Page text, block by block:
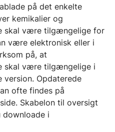
på det enkelte
kemikalier og
skal være tilgængelige for
være elektronisk eller i
på, at
skal være tilgængelige i
version. Opdaterede
ofte findes på
Skabelon til oversigt
downloade i